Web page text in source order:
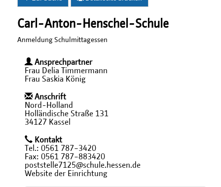
Carl-Anton-Henschel-Schule
Anmeldung Schulmittagessen
Ansprechpartner
Frau Delia Timmermann
Frau Saskia König
Anschrift
Nord-Holland
Holländische Straße 131
34127 Kassel
Kontakt
Tel.: 0561 787−3420
Fax: 0561 787−883420
poststelle7125@schule.hessen.de
Website der Einrichtung